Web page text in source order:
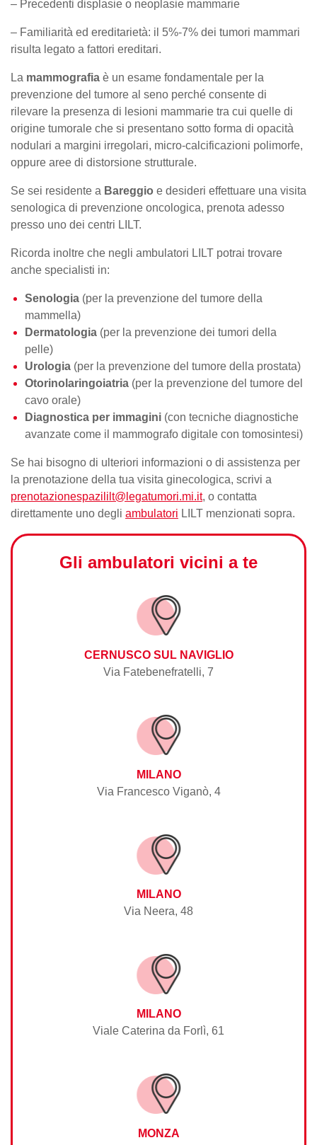
– Precedenti displasie o neoplasie mammarie
– Familiarità ed ereditarietà: il 5%-7% dei tumori mammari
risulta legato a fattori ereditari.
La mammografia è un esame fondamentale per la
prevenzione del tumore al seno perché consente di
rilevare la presenza di lesioni mammarie tra cui quelle di
origine tumorale che si presentano sotto forma di opacità
nodulari a margini irregolari, micro-calcificazioni polimorfe,
oppure aree di distorsione strutturale.
Se sei residente a Bareggio e desideri effettuare una visita
senologica di prevenzione oncologica, prenota adesso
presso uno dei centri LILT.
Ricorda inoltre che negli ambulatori LILT potrai trovare
anche specialisti in:
Senologia (per la prevenzione del tumore della
mammella)
Dermatologia (per la prevenzione dei tumori della
pelle)
Urologia (per la prevenzione del tumore della prostata)
Otorinolaringoiatria (per la prevenzione del tumore del
cavo orale)
Diagnostica per immagini (con tecniche diagnostiche
avanzate come il mammografo digitale con tomosintesi)
Se hai bisogno di ulteriori informazioni o di assistenza per
la prenotazione della tua visita ginecologica, scrivi a
prenotazionespazililt@legatumori.mi.it, o contatta
direttamente uno degli ambulatori LILT menzionati sopra.
Gli ambulatori vicini a te
CERNUSCO SUL NAVIGLIO
Via Fatebenefratelli, 7
MILANO
Via Francesco Viganò, 4
MILANO
Via Neera, 48
MILANO
Viale Caterina da Forlì, 61
MONZA